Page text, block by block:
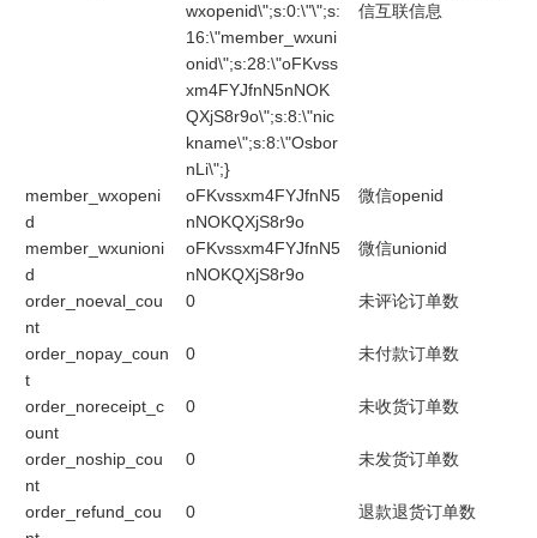
wxopenid\";s:0:\"\";s:
16:\"member_wxuni
onid\";s:28:\"oFKvss
xm4FYJfnN5nNOK
QXjS8r9o\";s:8:\"nic
kname\";s:8:\"Osbor
nLi\";}
信互联信息
member_wxopeni
d
oFKvssxm4FYJfnN5
nNOKQXjS8r9o
微信openid
member_wxunioni
d
oFKvssxm4FYJfnN5
nNOKQXjS8r9o
微信unionid
order_noeval_cou
nt
0 未评论订单数
order_nopay_coun
t
0 未付款订单数
order_noreceipt_c
ount
0 未收货订单数
order_noship_cou
nt
0 未发货订单数
order_refund_cou
0 退款退货订单数